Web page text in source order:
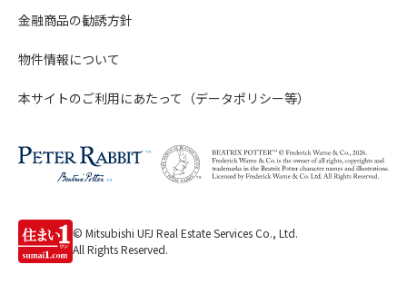
金融商品の勧誘方針
物件情報について
本サイトのご利用にあたって（データポリシー等）
© Mitsubishi UFJ Real Estate Services Co., Ltd.
All Rights Reserved.